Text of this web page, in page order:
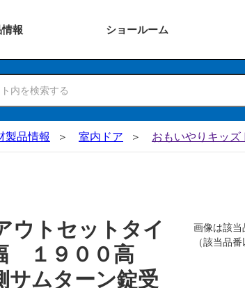
情報 ショールーム
製品情報 室内ドア おもいやりキッズ
トセットタイ
１９００高
サムターン錠受
画像は該当
（該当品